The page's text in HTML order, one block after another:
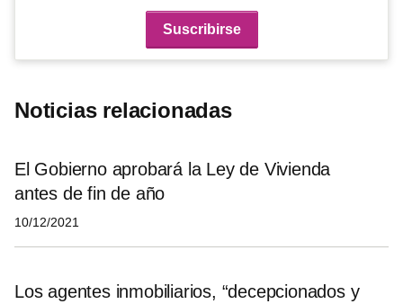
Noticias relacionadas
El Gobierno aprobará la Ley de Vivienda
antes de fin de año
10/12/2021
Los agentes inmobiliarios, “decepcionados y